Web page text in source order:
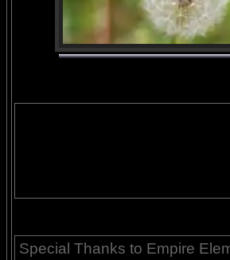
Special Thanks to Empire